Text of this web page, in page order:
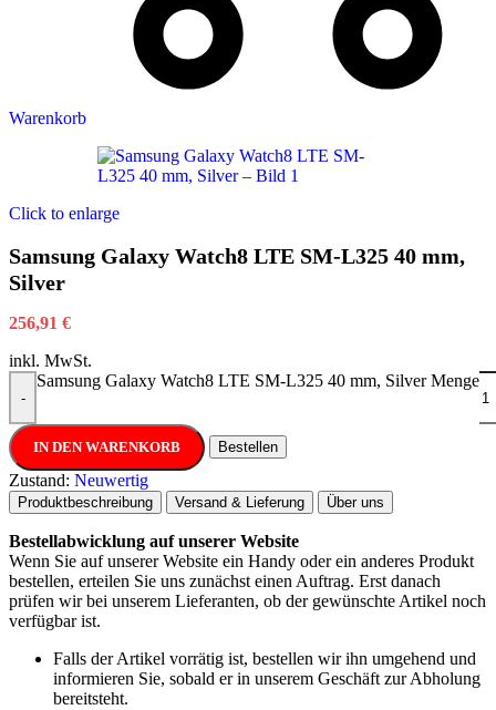
Warenkorb
Click to enlarge
Samsung Galaxy Watch8 LTE SM-L325 40 mm,
Silver
256,91 €
inkl. MwSt.
-
Samsung Galaxy Watch8 LTE SM-L325 40 mm, Silver Menge
IN DEN WARENKORB Bestellen
Zustand: Neuwertig
Produktbeschreibung Versand & Lieferung Über uns
Bestellabwicklung auf unserer Website
Wenn Sie auf unserer Website ein Handy oder ein anderes Produkt
bestellen, erteilen Sie uns zunächst einen Auftrag. Erst danach
prüfen wir bei unserem Lieferanten, ob der gewünschte Artikel noch
verfügbar ist.
Falls der Artikel vorrätig ist, bestellen wir ihn umgehend und
informieren Sie, sobald er in unserem Geschäft zur Abholung
bereitsteht.